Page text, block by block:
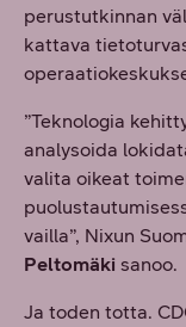
perustutkinnan
kattava
”Teknologia
analysoida
valita oikeat
vailla”, Nixun
Peltomäki sanoo.
Ja toden totta.